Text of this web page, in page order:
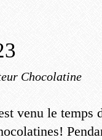
Chocolatine
venu le temps